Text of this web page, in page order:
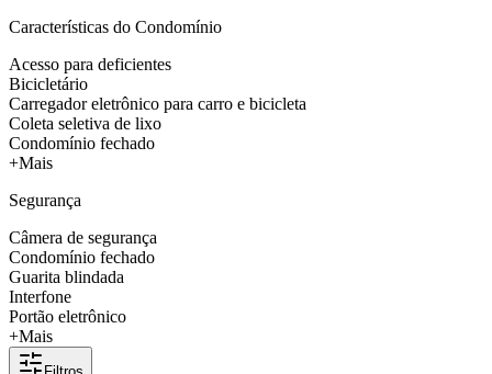
Características do Condomínio
Acesso para deficientes
Bicicletário
Carregador eletrônico para carro e bicicleta
Coleta seletiva de lixo
Condomínio fechado
+Mais
Segurança
Câmera de segurança
Condomínio fechado
Guarita blindada
Interfone
Portão eletrônico
+Mais